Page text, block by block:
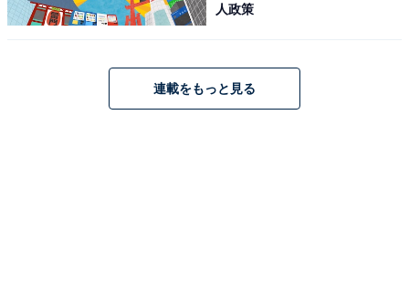
こいいよ村井。怒り爆発で野心と欲望のバブル世代、熱
で名バイプレイヤーの印象濃くなってる」など、村井を
演じる岡部たかしさんへの賞賛が殺到する一方、「大門
人政策
連載をもっと見る